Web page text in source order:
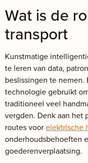
Wat is de
transport
Kunstmatige
te leren van data,
beslissingen te
technologie gebruikt
traditioneel veel
vergden. Denk aan het
routes voorelektrische
onderhoudsbehoeften
goederenverplaatsing.